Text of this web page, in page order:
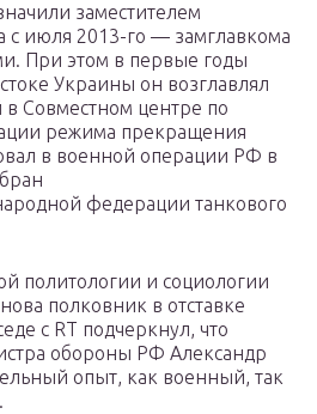
заместителем
июля 2013-го — замглавкома
При этом в первые годы
Украины он возглавлял
в Совместном центре по
режима прекращения
в военной операции РФ в
федерации танкового
политологии и социологии
полковник в отставке
с RT подчеркнул, что
обороны РФ Александр
опыт, как военный, так